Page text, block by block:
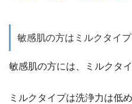
敏感肌の方はミルクタイプ
敏感肌の方には、ミルクタ
ミルクタイプは洗浄力は低